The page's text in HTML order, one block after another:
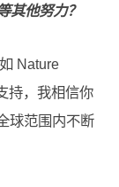
其他努力？
Nature
持，我相信你
球范围内不断